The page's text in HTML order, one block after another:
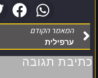
המאמר הקודם
ערפילית
כתיבת תגובה